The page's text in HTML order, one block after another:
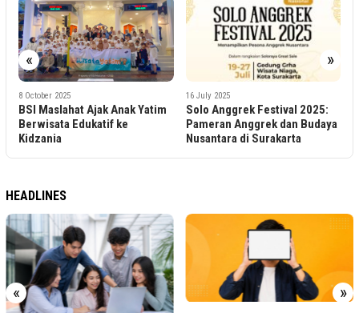
« »
8 October 2025
BSI Maslahat Ajak Anak Yatim
Berwisata Edukatif ke
Kidzania
16 July 2025
Solo Anggrek Festival 2025:
Pameran Anggrek dan Budaya
Nusantara di Surakarta
HEADLINES
« »